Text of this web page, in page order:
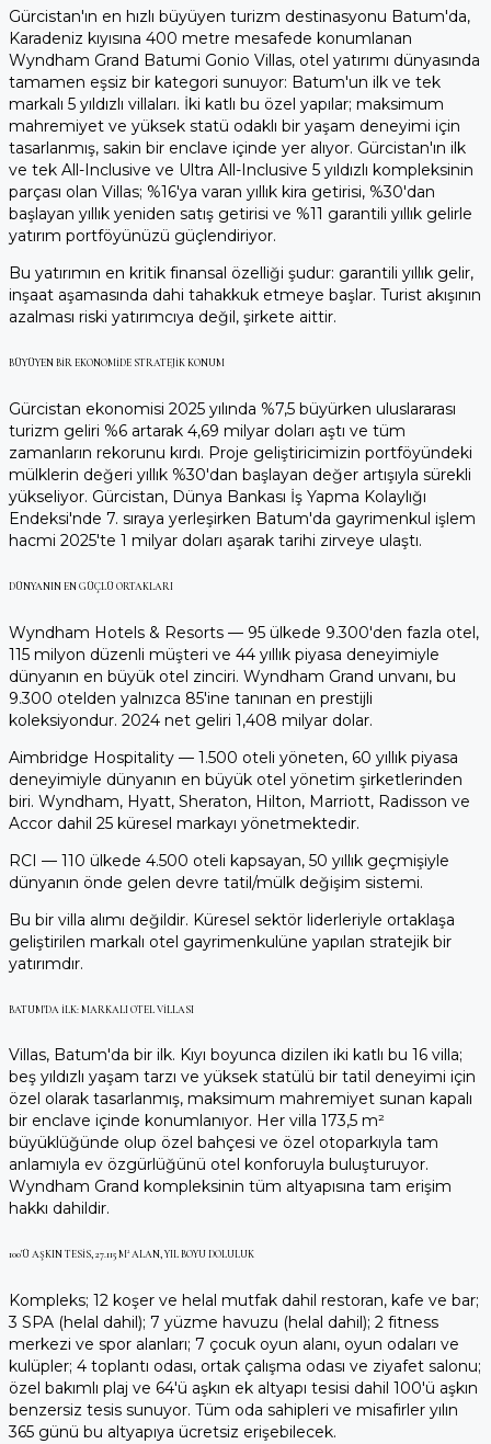
Gürcistan'ın en hızlı büyüyen turizm destinasyonu Batum'da,
Karadeniz kıyısına 400 metre mesafede konumlanan
Wyndham Grand Batumi Gonio Villas, otel yatırımı dünyasında
tamamen eşsiz bir kategori sunuyor: Batum'un ilk ve tek
markalı 5 yıldızlı villaları. İki katlı bu özel yapılar; maksimum
mahremiyet ve yüksek statü odaklı bir yaşam deneyimi için
tasarlanmış, sakin bir enclave içinde yer alıyor. Gürcistan'ın ilk
ve tek All-Inclusive ve Ultra All-Inclusive 5 yıldızlı kompleksinin
parçası olan Villas; %16'ya varan yıllık kira getirisi, %30'dan
başlayan yıllık yeniden satış getirisi ve %11 garantili yıllık gelirle
yatırım portföyünüzü güçlendiriyor.
Bu yatırımın en kritik finansal özelliği şudur: garantili yıllık gelir,
inşaat aşamasında dahi tahakkuk etmeye başlar. Turist akışının
azalması riski yatırımcıya değil, şirkete aittir.
BÜYÜYEN BIR EKONOMIDE STRATEJIK KONUM
Gürcistan ekonomisi 2025 yılında %7,5 büyürken uluslararası
turizm geliri %6 artarak 4,69 milyar doları aştı ve tüm
zamanların rekorunu kırdı. Proje geliştiricimizin portföyündeki
mülklerin değeri yıllık %30'dan başlayan değer artışıyla sürekli
yükseliyor. Gürcistan, Dünya Bankası İş Yapma Kolaylığı
Endeksi'nde 7. sıraya yerleşirken Batum'da gayrimenkul işlem
hacmi 2025'te 1 milyar doları aşarak tarihi zirveye ulaştı.
DÜNYANIN EN GÜÇLÜ ORTAKLARI
Wyndham Hotels & Resorts — 95 ülkede 9.300'den fazla otel,
115 milyon düzenli müşteri ve 44 yıllık piyasa deneyimiyle
dünyanın en büyük otel zinciri. Wyndham Grand unvanı, bu
9.300 otelden yalnızca 85'ine tanınan en prestijli
koleksiyondur. 2024 net geliri 1,408 milyar dolar.
Aimbridge Hospitality — 1.500 oteli yöneten, 60 yıllık piyasa
deneyimiyle dünyanın en büyük otel yönetim şirketlerinden
biri. Wyndham, Hyatt, Sheraton, Hilton, Marriott, Radisson ve
Accor dahil 25 küresel markayı yönetmektedir.
RCI — 110 ülkede 4.500 oteli kapsayan, 50 yıllık geçmişiyle
dünyanın önde gelen devre tatil/mülk değişim sistemi.
Bu bir villa alımı değildir. Küresel sektör liderleriyle ortaklaşa
geliştirilen markalı otel gayrimenkulüne yapılan stratejik bir
yatırımdır.
BATUM'DA İLK: MARKALI OTEL VILLASI
Villas, Batum'da bir ilk. Kıyı boyunca dizilen iki katlı bu 16 villa;
beş yıldızlı yaşam tarzı ve yüksek statülü bir tatil deneyimi için
özel olarak tasarlanmış, maksimum mahremiyet sunan kapalı
bir enclave içinde konumlanıyor. Her villa 173,5 m²
büyüklüğünde olup özel bahçesi ve özel otoparkıyla tam
anlamıyla ev özgürlüğünü otel konforuyla buluşturuyor.
Wyndham Grand kompleksinin tüm altyapısına tam erişim
hakkı dahildir.
100'Ü AŞKIN TESIS, 27.115 M² ALAN, YIL BOYU DOLULUK
Kompleks; 12 koşer ve helal mutfak dahil restoran, kafe ve bar;
3 SPA (helal dahil); 7 yüzme havuzu (helal dahil); 2 fitness
merkezi ve spor alanları; 7 çocuk oyun alanı, oyun odaları ve
kulüpler; 4 toplantı odası, ortak çalışma odası ve ziyafet salonu;
özel bakımlı plaj ve 64'ü aşkın ek altyapı tesisi dahil 100'ü aşkın
benzersiz tesis sunuyor. Tüm oda sahipleri ve misafirler yılın
365 günü bu altyapıya ücretsiz erişebilecek.